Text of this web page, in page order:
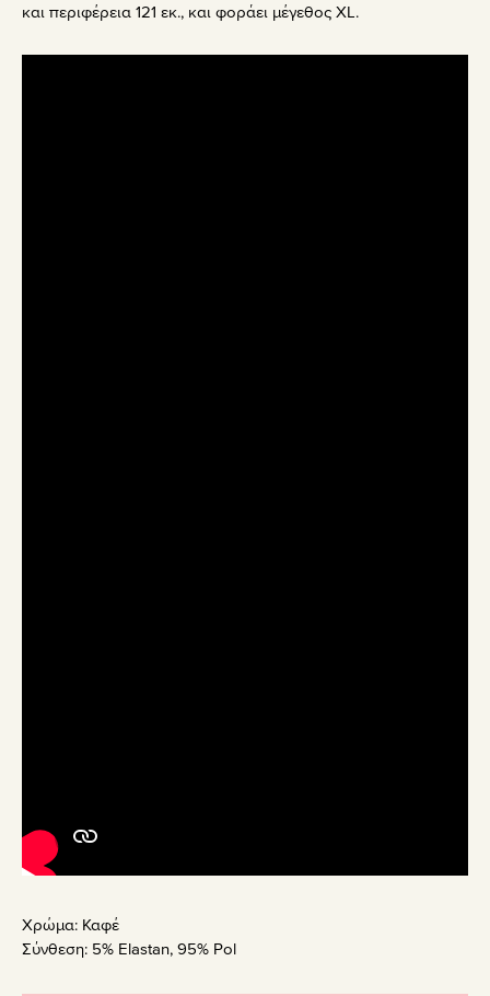
και περιφέρεια 121 εκ., και φοράει μέγεθος XL.
Χρώμα: Καφέ
Σύνθεση: 5% Elastan, 95% Pol